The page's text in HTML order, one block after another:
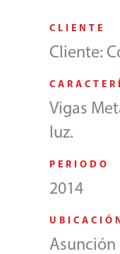
CLIENTE
Cliente:
Vigas
luz.
PERIODO
2014
UBICACIÓN
Asunción